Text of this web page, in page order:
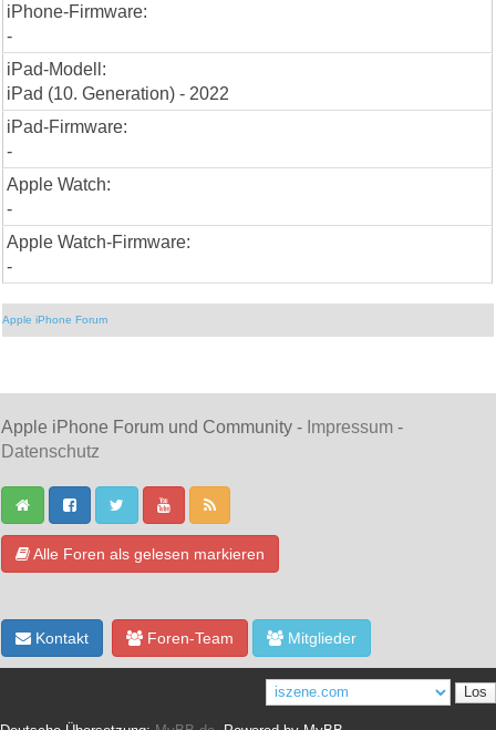
iPhone-Firmware:
-
iPad-Modell:
iPad (10. Generation) - 2022
iPad-Firmware:
-
Apple Watch:
-
Apple Watch-Firmware:
-
Apple iPhone Forum
Apple iPhone Forum und Community - Impressum -
Datenschutz
Alle Foren als gelesen markieren
Kontakt Foren-Team Mitglieder